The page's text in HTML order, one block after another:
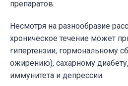
препаратов.
Несмотря на разнообразие
хроническое течение может
гипертензии, гормональному
ожирению), сахарному
иммунитета и депрессии.